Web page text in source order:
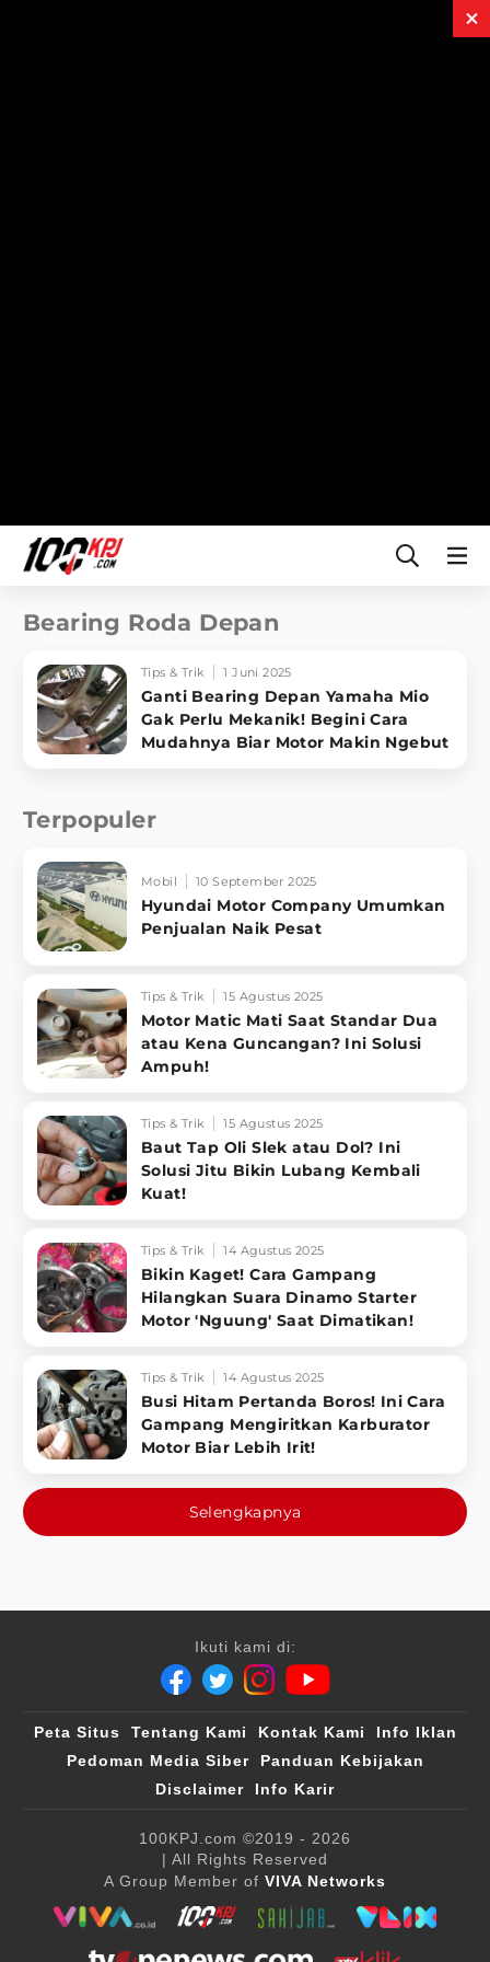
Bearing Roda Depan
Tips & Trik 1 Juni 2025
Ganti Bearing Depan Yamaha Mio
Gak Perlu Mekanik! Begini Cara
Mudahnya Biar Motor Makin Ngebut
Terpopuler
Mobil 10 September 2025
Hyundai Motor Company Umumkan
Penjualan Naik Pesat
Tips & Trik 15 Agustus 2025
Motor Matic Mati Saat Standar Dua
atau Kena Guncangan? Ini Solusi
Ampuh!
Tips & Trik 15 Agustus 2025
Baut Tap Oli Slek atau Dol? Ini
Solusi Jitu Bikin Lubang Kembali
Kuat!
Tips & Trik 14 Agustus 2025
Bikin Kaget! Cara Gampang
Hilangkan Suara Dinamo Starter
Motor 'Nguung' Saat Dimatikan!
Tips & Trik 14 Agustus 2025
Busi Hitam Pertanda Boros! Ini Cara
Gampang Mengiritkan Karburator
Motor Biar Lebih Irit!
Selengkapnya
Ikuti kami di:
Peta Situs Tentang Kami Kontak Kami
Info Iklan
Pedoman Media Siber
Panduan Kebijakan
Disclaimer
Info Karir
100KPJ.com ©2019 - 2026
| All Rights Reserved
A Group Member of VIVA Networks